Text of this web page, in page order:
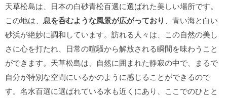
天草松島は、日本の白砂青松百選に選ばれた美しい場所です。
この地は、 息を呑むような風景が広がっており
、青い海と白い
砂浜が絶妙に調和しています。訪れる人々は、この自然の美し
さに心を打たれ、日常の喧騒から解放される瞬間を味わうこと
ができます。天草松島は、自然に囲まれた静寂の中で、まるで
自分が特別な空間にいるかのように感じることができるので
す。名水百選に選ばれている水も近くにあり、ここでのひとと